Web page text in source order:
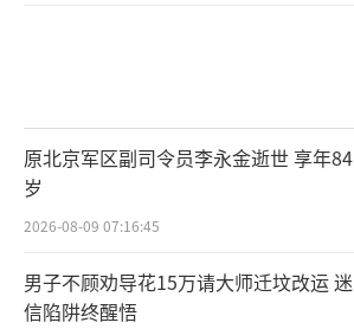
原北京军区副司令员李永金逝世 享年84
岁
2026-08-09 07:16:45
男子不顾劝导花15万请大师迁坟改运 迷
信陷阱终醒悟